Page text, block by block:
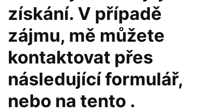
získání. V případě
zájmu, mě můžete
kontaktovat přes
následující formulář,
nebo na tento .